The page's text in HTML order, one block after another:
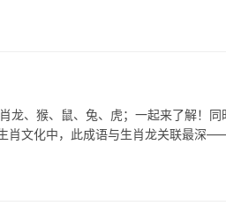
、猴、鼠、兔、虎；一起来了解！同
肖文化中，此成语与生肖龙关联最深